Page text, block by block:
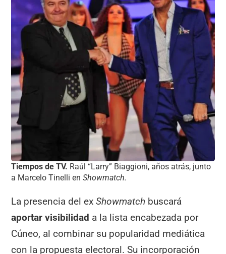
Tiempos de TV. Raúl “Larry” Biaggioni, años atrás, junto
a Marcelo Tinelli en Showmatch.
La presencia del exShowmatch buscará
aportar visibilidad a la lista encabezada por
Cúneo, al combinar su popularidad mediática
con la propuesta electoral. Su incorporación